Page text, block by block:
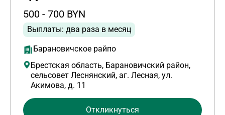
500 - 700 BYN
Выплаты: два раза в месяц
Барановичское райпо
Брестская область, Барановичский район,
сельсовет Леснянский, аг. Лесная, ул.
Акимова, д. 11
Откликнуться